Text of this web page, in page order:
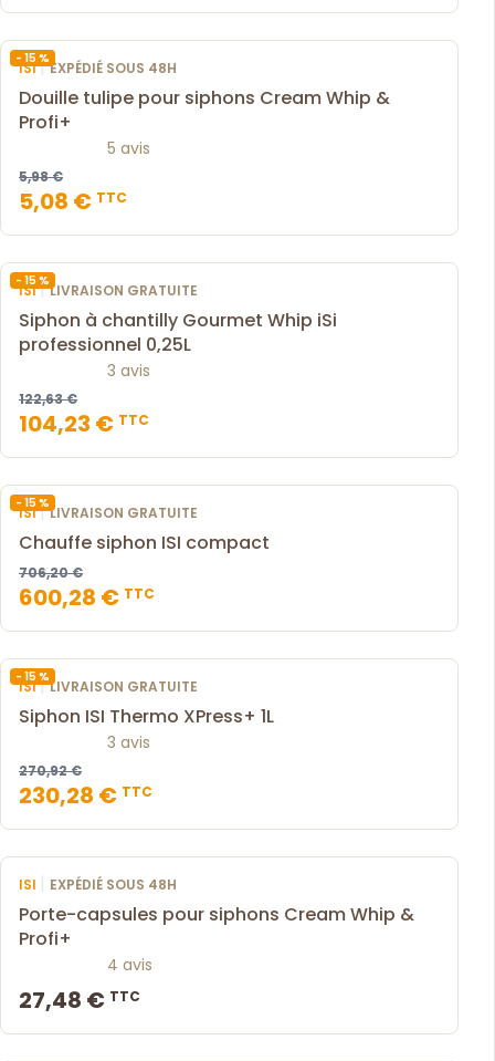
- 15 %
ISI| EXPÉDIÉ SOUS 48H
Douille tulipe pour siphons Cream Whip &
Profi+
5 avis
5,98 €
5,08 € TTC
- 15 %
ISI| LIVRAISON GRATUITE
Siphon à chantilly Gourmet Whip iSi
professionnel 0,25L
3 avis
122,63 €
104,23 € TTC
- 15 %
ISI| LIVRAISON GRATUITE
Chauffe siphon ISI compact
706,20 €
600,28 € TTC
- 15 %
ISI| LIVRAISON GRATUITE
Siphon ISI Thermo XPress+ 1L
3 avis
270,92 €
230,28 € TTC
ISI | EXPÉDIÉ SOUS 48H
Porte-capsules pour siphons Cream Whip &
Profi+
4 avis
27,48 € TTC